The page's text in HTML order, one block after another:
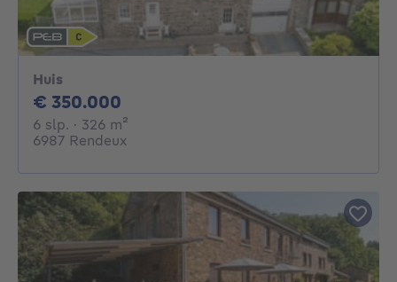
Huis
€ 350.000
6 slp. 6 slaapkamers
· 326 m²
6987 Rendeux